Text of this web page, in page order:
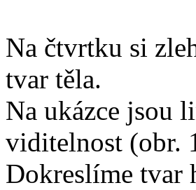
Na čtvrtku si
tvar těla.
Na ukázce jsou
viditelnost (obr.
Dokreslíme tvar